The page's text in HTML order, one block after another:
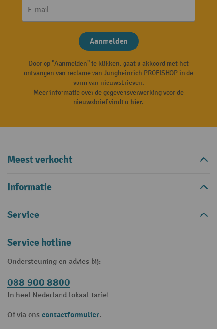
E-mail
Aanmelden
Door op "Aanmelden" te klikken, gaat u akkoord met het
ontvangen van reclame van Jungheinrich PROFISHOP in de
vorm van nieuwsbrieven.
Meer informatie over de gegevensverwerking voor de
nieuwsbrief vindt u hier.
Meest verkocht
Informatie
Service
Service hotline
Ondersteuning en advies bij:
088 900 8800
In heel Nederland lokaal tarief
Of via ons contactformulier.